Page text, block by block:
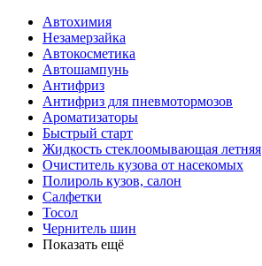
Автохимия
Незамерзайка
Автокосметика
Автошампунь
Антифриз
Антифриз для пневмотормозов
Ароматизаторы
Быстрый старт
Жидкость стеклоомывающая летняя
Очиститель кузова от насекомых
Полироль кузов, салон
Салфетки
Тосол
Чернитель шин
Показать ещё